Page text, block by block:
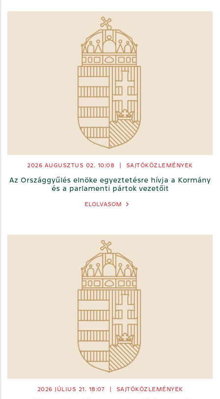
2026 AUGUSZTUS 02. 10:08 SAJTÓKÖZLEMÉNYEK
Az Országgyűlés elnöke egyeztetésre hívja a Kormány
és a parlamenti pártok vezetőit
ELOLVASOM
2026 JÚLIUS 21. 18:07 SAJTÓKÖZLEMÉNYEK